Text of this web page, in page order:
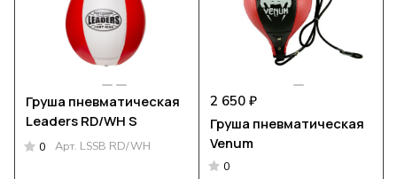
Груша пневматическая
Leaders RD/WH S
0 Арт. LSSB RD/WH
2 650 ₽
Груша пневматическая
Venum
0